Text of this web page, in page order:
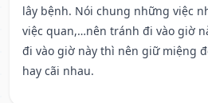
lây bệnh. Nói chung những việc
việc quan,…nên tránh đi vào giờ
đi vào giờ này thì nên giữ miệng
hay cãi nhau.